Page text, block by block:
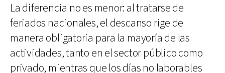
La diferencia no es menor: al tratarse de
feriados nacionales, el descanso rige de
manera obligatoria para la mayoría de las
actividades, tanto en el sector público como
privado, mientras que los días no laborables